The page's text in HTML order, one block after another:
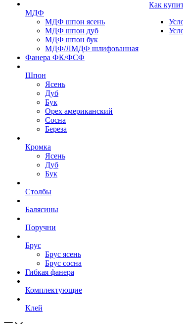
МДФ
МДФ шпон ясень
МДФ шпон дуб
МДФ шпон бук
МДФ/ЛМДФ шлифованная
Фанера ФК/ФСФ
Шпон
Ясень
Дуб
Бук
Орех американский
Сосна
Береза
Кромка
Ясень
Дуб
Бук
Столбы
Балясины
Поручни
Брус
Брус ясень
Брус сосна
Гибкая фанера
Комплектующие
Клей
Как